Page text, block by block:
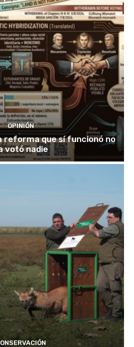
OPINIÓN
reforma que sí funcionó no
votó nadie